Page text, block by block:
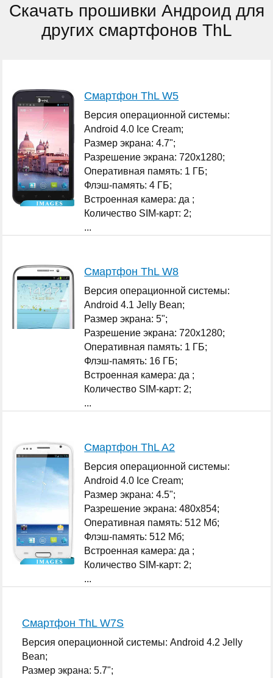
Скачать прошивки Андроид для
других смартфонов ThL
Смартфон ThL W5
Версия операционной системы:
Android 4.0 Ice Cream;
Размер экрана: 4.7";
Разрешение экрана: 720x1280;
Оперативная память: 1 ГБ;
Флэш-память: 4 ГБ;
Встроенная камера: да ;
Количество SIM-карт: 2;
...
Смартфон ThL W8
Версия операционной системы:
Android 4.1 Jelly Bean;
Размер экрана: 5";
Разрешение экрана: 720x1280;
Оперативная память: 1 ГБ;
Флэш-память: 16 ГБ;
Встроенная камера: да ;
Количество SIM-карт: 2;
...
Смартфон ThL A2
Версия операционной системы:
Android 4.0 Ice Cream;
Размер экрана: 4.5";
Разрешение экрана: 480x854;
Оперативная память: 512 Мб;
Флэш-память: 512 Мб;
Встроенная камера: да ;
Количество SIM-карт: 2;
...
Смартфон ThL W7S
Версия операционной системы: Android 4.2 Jelly
Bean;
Размер экрана: 5.7";